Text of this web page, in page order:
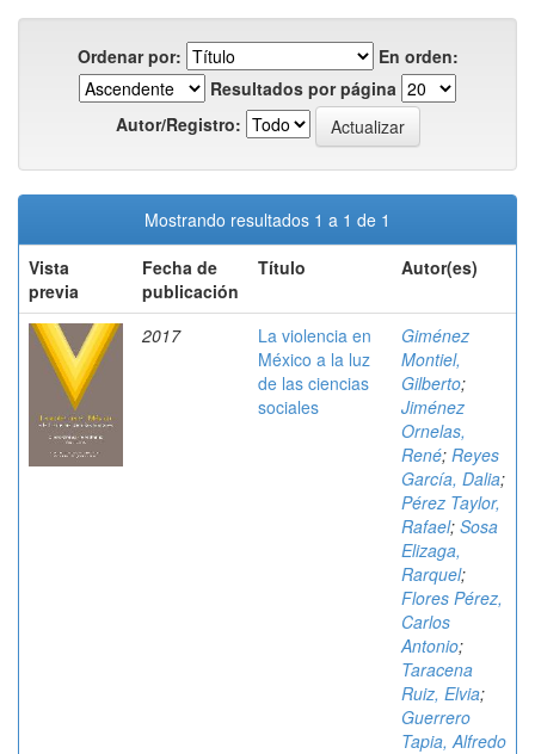
Ordenar por:
En orden:
Resultados por página
Autor/Registro:
Mostrando resultados 1 a 1 de 1
Vista
previa
Fecha de
publicación
Título Autor(es)
2017
La violencia en
México a la luz
de las ciencias
sociales
Giménez
Montiel,
Gilberto;
Jiménez
Ornelas,
René; Reyes
García, Dalia;
Pérez Taylor,
Rafael; Sosa
Elizaga,
Rarquel;
Flores Pérez,
Carlos
Antonio;
Taracena
Ruiz, Elvia;
Guerrero
Tapia, Alfredo